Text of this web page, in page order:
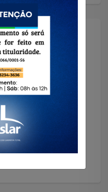
Imóvel
que você precisa!